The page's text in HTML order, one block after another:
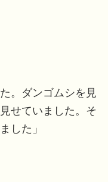
。ダンゴムシを見
せていました。そ
した」